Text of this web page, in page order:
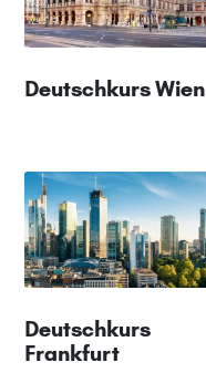
Deutschkurs Wien
Deutschkurs
Frankfurt